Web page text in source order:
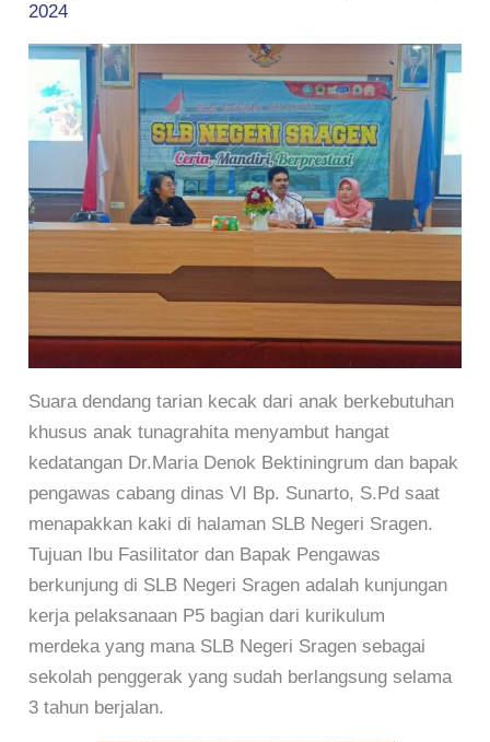
2024
Suara dendang tarian kecak dari anak berkebutuhan
khusus anak tunagrahita menyambut hangat
kedatangan Dr.Maria Denok Bektiningrum dan bapak
pengawas cabang dinas VI Bp. Sunarto, S.Pd saat
menapakkan kaki di halaman SLB Negeri Sragen.
Tujuan Ibu Fasilitator dan Bapak Pengawas
berkunjung di SLB Negeri Sragen adalah kunjungan
kerja pelaksanaan P5 bagian dari kurikulum
merdeka yang mana SLB Negeri Sragen sebagai
sekolah penggerak yang sudah berlangsung selama
3 tahun berjalan.